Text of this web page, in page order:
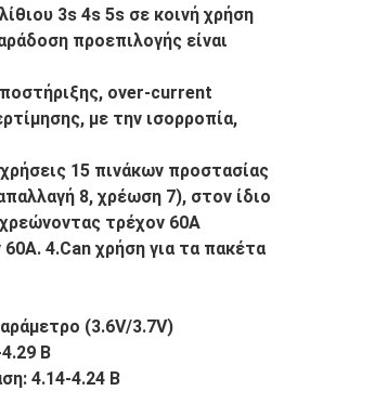
3s 4s 5s σε κοινή χρήση
προεπιλογής είναι
over-current
με την ισορροπία,
χρήσεις 15 πινάκων προστασίας
8, χρέωση 7), στον ίδιο
τρέχον 60A
4.Can χρήση για τα πακέτα
(3.6V/3.7V)
Β
4.14-4.24 Β